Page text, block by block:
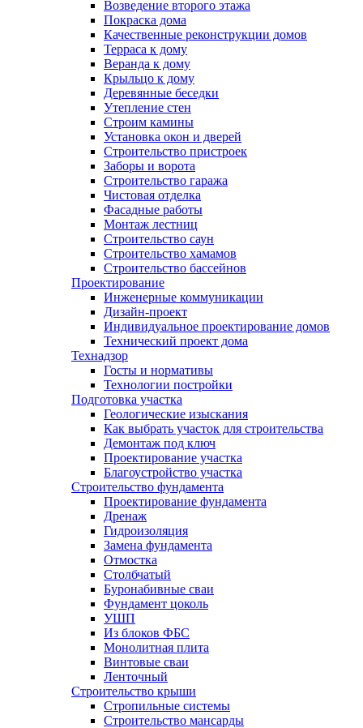
Возведение второго этажа
Покраска дома
Качественные реконструкции домов
Терраса к дому
Веранда к дому
Крыльцо к дому
Деревянные беседки
Утепление стен
Строим камины
Установка окон и дверей
Строительство пристроек
Заборы и ворота
Строительство гаража
Чистовая отделка
Фасадные работы
Монтаж лестниц
Строительство саун
Строительство хамамов
Строительство бассейнов
Проектирование
Инженерные коммуникации
Дизайн-проект
Индивидуальное проектирование домов
Технический проект дома
Технадзор
Госты и нормативы
Технологии постройки
Подготовка участка
Геологические изыскания
Как выбрать участок для строительства
Демонтаж под ключ
Проектирование участка
Благоустройство участка
Строительство фундамента
Проектирование фундамента
Дренаж
Гидроизоляция
Замена фундамента
Отмостка
Столбчатый
Буронабивные сваи
Фундамент цоколь
УШП
Из блоков ФБС
Монолитная плита
Винтовые сваи
Ленточный
Строительство крыши
Стропильные системы
Строительство мансарды